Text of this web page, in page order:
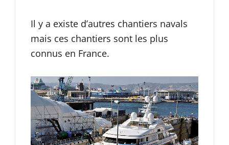
Il y a existe d’autres chantiers navals
mais ces chantiers sont les plus
connus en France.